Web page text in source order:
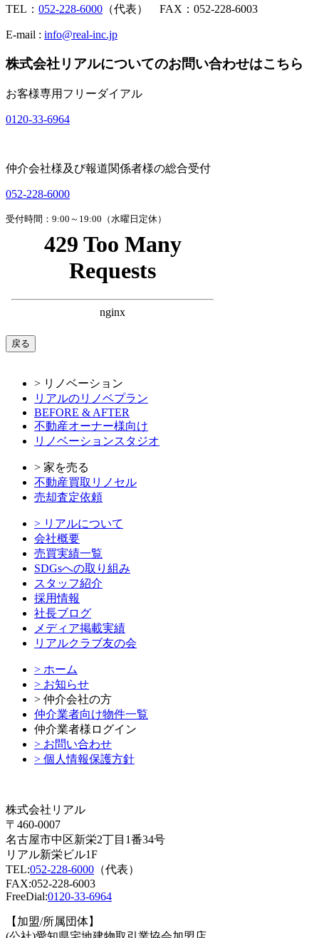
TEL： 052-228-6000 （代表） FAX：052-228-6003
E-mail : info@real-inc.jp
株式会社リアルについてのお問い合わせはこちら
お客様専用フリーダイアル
0120-33-6964
仲介会社様及び報道関係者様の総合受付
052-228-6000
受付時間：9:00～19:00（水曜日定休）
戻る
> リノベーション
リアルのリノベプラン
BEFORE & AFTER
不動産オーナー様向け
リノベーションスタジオ
> 家を売る
不動産買取リノセル
売却査定依頼
> リアルについて
会社概要
売買実績一覧
SDGsへの取り組み
スタッフ紹介
採用情報
社長ブログ
メディア掲載実績
リアルクラブ友の会
> ホーム
> お知らせ
> 仲介会社の方
仲介業者向け物件一覧
仲介業者様ログイン
> お問い合わせ
> 個人情報保護方針
株式会社リアル
〒460-0007
名古屋市中区新栄2丁目1番34号
リアル新栄ビル1F
TEL:052-228-6000 （代表）
FAX:052-228-6003
FreeDial:0120-33-6964
【加盟/所属団体】